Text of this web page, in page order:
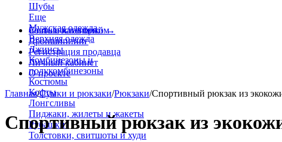
Шубы
Еще
Мужская одежда
Верхняя одежда
Джинсы
Комбинезоны и
полукомбинезоны
Костюмы
Кофты
Лонгсливы
Пиджаки, жилеты и жакеты
Рубашки
Толстовки, свитшоты и худи
Больше категорий→
Стать поставщиком
Дропшиппинг
Регистрация продавца
Личный кабинет
О проекте
Главная/Сумки и рюкзаки/Рюкзаки/Спортивный рюкзак из
Спортивный рюкзак из